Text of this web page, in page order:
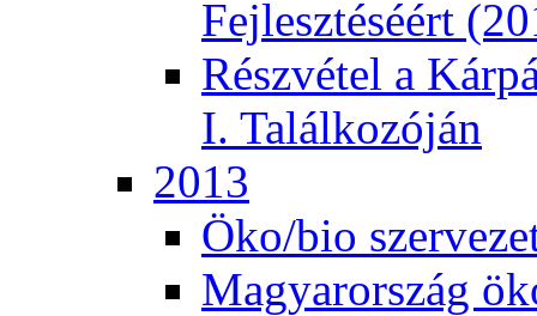
Fejlesztéséért
Részvétel a
I. Találkozóján
2013
Öko/bio
Magyarország